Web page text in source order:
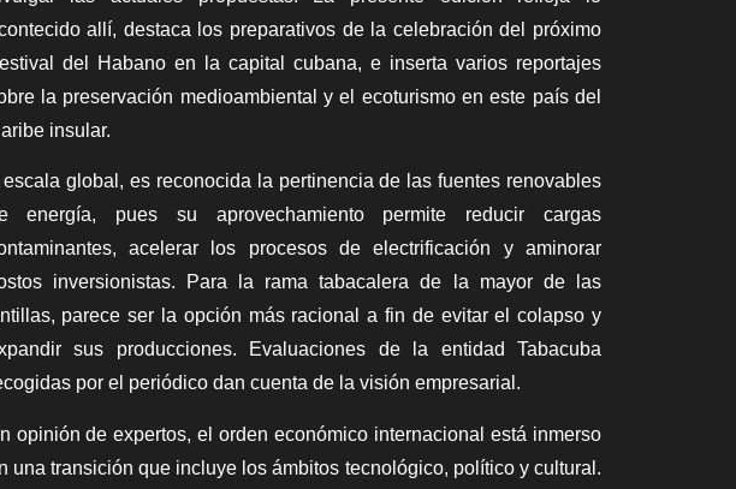
allí, destaca los preparativos de la celebración del próximo
del Habano en la capital cubana, e inserta varios reportajes
la preservación medioambiental y el ecoturismo en este país del
insular.
escala global, es reconocida la pertinencia de las fuentes renovables
energía, pues su aprovechamiento permite reducir cargas
acelerar los procesos de electrificación y aminorar
inversionistas. Para la rama tabacalera de la mayor de las
parece ser la opción más racional a fin de evitar el colapso y
sus producciones. Evaluaciones de la entidad Tabacuba
por el periódico dan cuenta de la visión empresarial.
opinión de expertos, el orden económico internacional está inmerso
una transición que incluye los ámbitos tecnológico, político y cultural.